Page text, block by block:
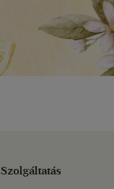
Szolgáltatás